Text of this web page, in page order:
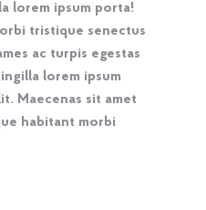
lorem ipsum porta!
tristique senectus
ac turpis egestas
lorem ipsum
Maecenas sit amet
habitant morbi